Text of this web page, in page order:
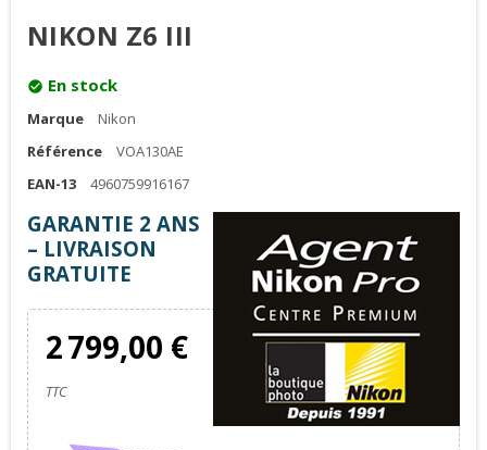
NIKON Z6 III
check_circle En stock
Marque
Nikon
Référence
VOA130AE
EAN-13
4960759916167
GARANTIE 2 ANS
– LIVRAISON
GRATUITE
2 799,00 €
TTC